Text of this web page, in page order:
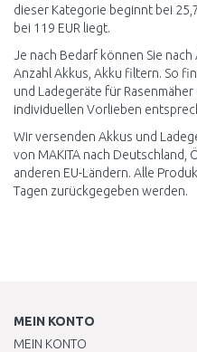
dieser Kategorie beginnt bei
bei 119 EUR liegt.
Je nach Bedarf können Sie
Anzahl Akkus, Akku filtern. So
und Ladegeräte für
individuellen Vorlieben
Wir versenden Akkus und
von MAKITA nach Deutschland,
anderen EU-Ländern. Alle
Tagen zurückgegeben werden.
MEIN KONTO
MEIN KONTO